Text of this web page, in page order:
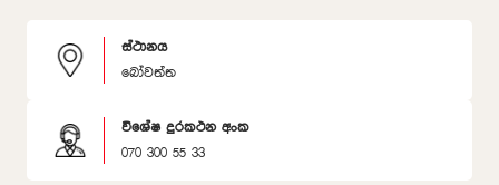
ස්ථානය
බෝවත්ත
විශේෂ දුරකථන අංක
070 300 55 33